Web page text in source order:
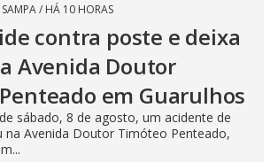
/ HÁ 10 HORAS
contra poste e deixa
Avenida Doutor
em Guarulhos
sábado, 8 de agosto, um acidente de
na Avenida Doutor Timóteo Penteado,